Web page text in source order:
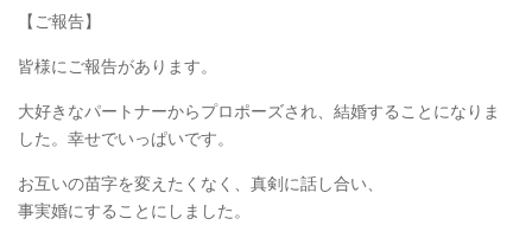
【ご報告】
皆様にご報告があります。
大好きなパートナーからプロポーズされ、結婚することになりま
した。幸せでいっぱいです。
お互いの苗字を変えたくなく、真剣に話し合い、
事実婚にすることにしました。